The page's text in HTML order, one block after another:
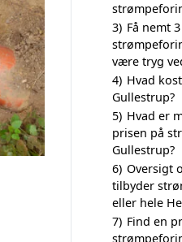
3) Få nemt
være tryg
4) Hvad
Gullestrup?
5) Hvad er
prisen på
Gullestrup?
6) Oversigt
tilbyder
eller hele
7) Find en